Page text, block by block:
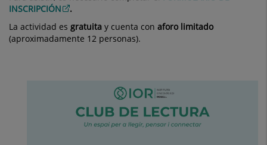
INSCRIPCIÓN
.
La actividad es gratuita y cuenta con aforo limitado
(aproximadamente 12 personas).